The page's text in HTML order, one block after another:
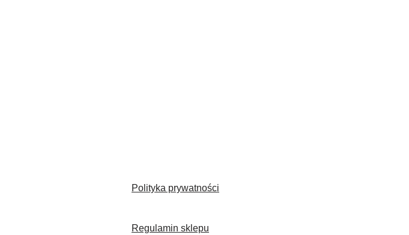
Polityka prywatności
Regulamin sklepu